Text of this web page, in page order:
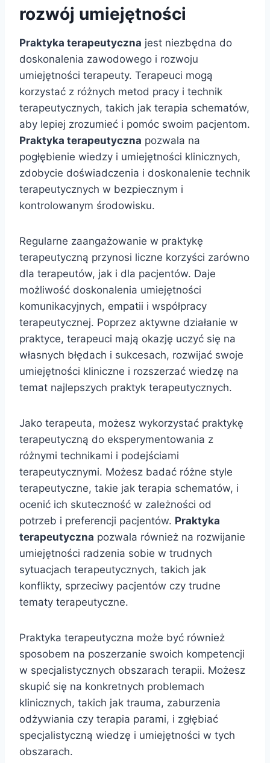
rozwój umiejętności
Praktyka terapeutyczna jest niezbędna do
doskonalenia zawodowego i rozwoju
umiejętności terapeuty. Terapeuci mogą
korzystać z różnych metod pracy i technik
terapeutycznych, takich jak terapia schematów,
aby lepiej zrozumieć i pomóc swoim pacjentom.
Praktyka terapeutyczna pozwala na
pogłębienie wiedzy i umiejętności klinicznych,
zdobycie doświadczenia i doskonalenie technik
terapeutycznych w bezpiecznym i
kontrolowanym środowisku.
Regularne zaangażowanie w praktykę
terapeutyczną przynosi liczne korzyści zarówno
dla terapeutów, jak i dla pacjentów. Daje
możliwość doskonalenia umiejętności
komunikacyjnych, empatii i współpracy
terapeutycznej. Poprzez aktywne działanie w
praktyce, terapeuci mają okazję uczyć się na
własnych błędach i sukcesach, rozwijać swoje
umiejętności kliniczne i rozszerzać wiedzę na
temat najlepszych praktyk terapeutycznych.
Jako terapeuta, możesz wykorzystać praktykę
terapeutyczną do eksperymentowania z
różnymi technikami i podejściami
terapeutycznymi. Możesz badać różne style
terapeutyczne, takie jak terapia schematów, i
ocenić ich skuteczność w zależności od
potrzeb i preferencji pacjentów. Praktyka
terapeutyczna pozwala również na rozwijanie
umiejętności radzenia sobie w trudnych
sytuacjach terapeutycznych, takich jak
konflikty, sprzeciwy pacjentów czy trudne
tematy terapeutyczne.
Praktyka terapeutyczna może być również
sposobem na poszerzanie swoich kompetencji
w specjalistycznych obszarach terapii. Możesz
skupić się na konkretnych problemach
klinicznych, takich jak trauma, zaburzenia
odżywiania czy terapia parami, i zgłębiać
specjalistyczną wiedzę i umiejętności w tych
obszarach.